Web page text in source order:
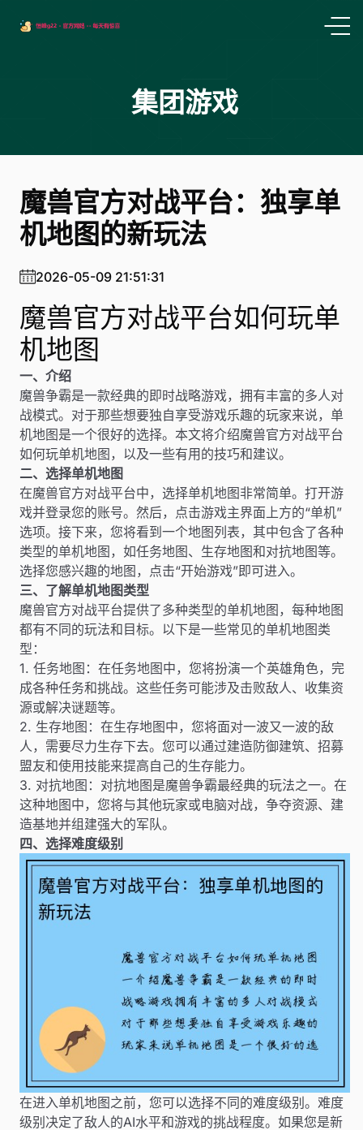
集团游戏
魔兽官方对战平台：独享单
机地图的新玩法
2026-05-09 21:51:31
魔兽官方对战平台如何玩单
机地图
一、介绍
魔兽争霸是一款经典的即时战略游戏，拥有丰富的多人对
战模式。对于那些想要独自享受游戏乐趣的玩家来说，单
机地图是一个很好的选择。本文将介绍魔兽官方对战平台
如何玩单机地图，以及一些有用的技巧和建议。
二、选择单机地图
在魔兽官方对战平台中，选择单机地图非常简单。打开游
戏并登录您的账号。然后，点击游戏主界面上方的“单机”
选项。接下来，您将看到一个地图列表，其中包含了各种
类型的单机地图，如任务地图、生存地图和对抗地图等。
选择您感兴趣的地图，点击“开始游戏”即可进入。
三、了解单机地图类型
魔兽官方对战平台提供了多种类型的单机地图，每种地图
都有不同的玩法和目标。以下是一些常见的单机地图类
型：
1. 任务地图：在任务地图中，您将扮演一个英雄角色，完
成各种任务和挑战。这些任务可能涉及击败敌人、收集资
源或解决谜题等。
2. 生存地图：在生存地图中，您将面对一波又一波的敌
人，需要尽力生存下去。您可以通过建造防御建筑、招募
盟友和使用技能来提高自己的生存能力。
3. 对抗地图：对抗地图是魔兽争霸最经典的玩法之一。在
这种地图中，您将与其他玩家或电脑对战，争夺资源、建
造基地并组建强大的军队。
四、选择难度级别
在进入单机地图之前，您可以选择不同的难度级别。难度
级别决定了敌人的AI水平和游戏的挑战程度。如果您是新